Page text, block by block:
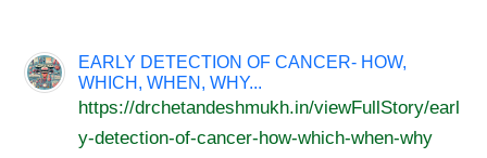
EARLY DETECTION OF CANCER- HOW,
WHICH, WHEN, WHY...
https://drchetandeshmukh.in/viewFullStory/earl
y-detection-of-cancer-how-which-when-why